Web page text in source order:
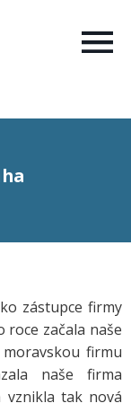
zástupce firmy
roce začala naše
firmu
naše firma
vznikla tak nová